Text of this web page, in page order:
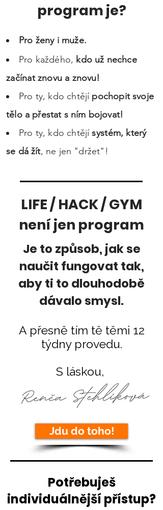
program je?
Pro ženy i muže.
Pro každého, kdo už nechce
začínatznovu a znovu!
Pro ty, kdo chtějí pochopit svoje
tělo a přestat s ním bojovat!
Pro ty, kdo chtějísystém, který
se dá žít, ne jen "držet"!
LIFE / HACK / GYM
není jen program
Je to způsob, jak se
naučit fungovat tak,
aby ti to dlouhodobě
dávalo smysl.
A přesně tím tě těmi 12
týdny provedu.
S láskou,
Jdu do toho!
Potřebuješ
individuálnější přístup?